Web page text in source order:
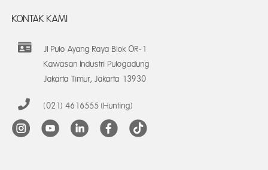
KONTAK KAMI
Jl Pulo Ayang Raya Blok OR-1
Kawasan Industri Pulogadung
Jakarta Timur, Jakarta 13930
(021) 4616555 (Hunting)